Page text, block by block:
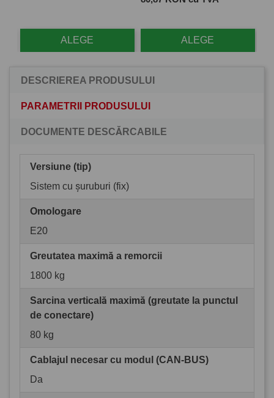
ALEGE ALEGE
DESCRIEREA PRODUSULUI
PARAMETRII PRODUSULUI
DOCUMENTE DESCĂRCABILE
Versiune (tip)
Sistem cu șuruburi (fix)
Omologare
E20
Greutatea maximă a remorcii
1800 kg
Sarcina verticală maximă (greutate la punctul
de conectare)
80 kg
Cablajul necesar cu modul (CAN-BUS)
Da